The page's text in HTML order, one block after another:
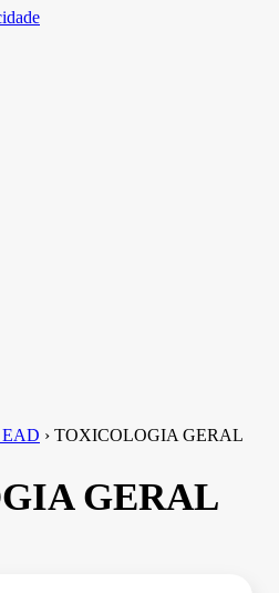
EAD › TOXICOLOGIA GERAL
GERAL